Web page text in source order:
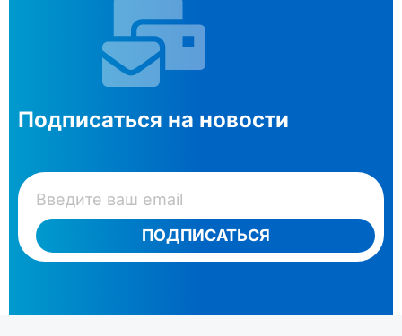
Подписаться на новости
ПОДПИСАТЬСЯ